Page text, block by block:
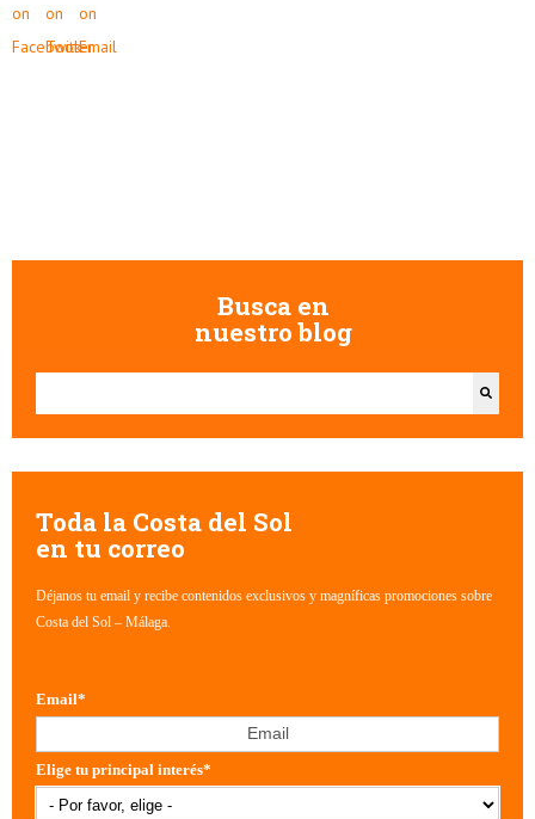
Busca en
nuestro blog
Esto es un campo de búsqueda con una función de texto predictivo.
Toda la Costa del Sol
en tu correo
Déjanos tu email y recibe contenidos exclusivos y magníficas promociones sobre
Costa del Sol – Málaga.
Email*
Elige tu principal interés*